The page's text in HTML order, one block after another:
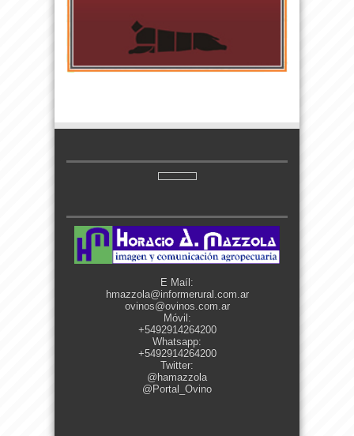
E Maíl:
hmazzola@informerural.com.ar
ovinos@ovinos.com.ar
Móvil:
+5492914264200
Whatsapp:
+5492914264200
Twitter:
@hamazzola
@Portal_Ovino